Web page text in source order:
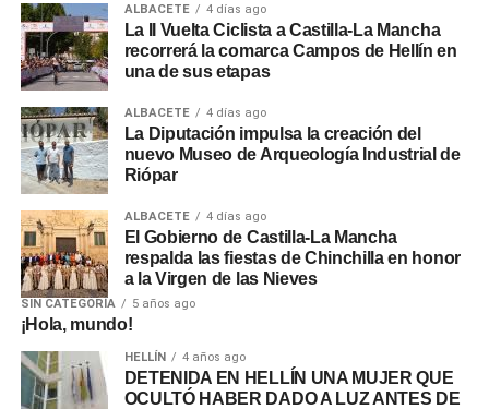
ALBACETE 4 días ago
La II Vuelta Ciclista a Castilla-La Mancha
recorrerá la comarca Campos de Hellín en
una de sus etapas
ALBACETE 4 días ago
La Diputación impulsa la creación del
nuevo Museo de Arqueología Industrial de
Riópar
ALBACETE 4 días ago
El Gobierno de Castilla-La Mancha
respalda las fiestas de Chinchilla en honor
a la Virgen de las Nieves
SIN CATEGORÍA 5 años ago
¡Hola, mundo!
HELLÍN 4 años ago
DETENIDA EN HELLÍN UNA MUJER QUE
OCULTÓ HABER DADO A LUZ ANTES DE